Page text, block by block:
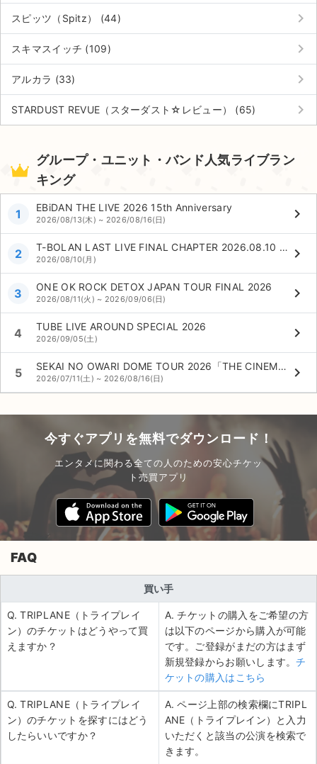
スピッツ（Spitz） (44) keyboard_arrow_right
スキマスイッチ (109) keyboard_arrow_right
アルカラ (33) keyboard_arrow_right
STARDUST REVUE（スターダスト☆レビュー） (65) keyboard_arrow_right
グループ・ユニット・バンド人気ライブラン
キング
1 EBiDAN THE LIVE 2026 15th Anniversary
2026/08/13(木) ~ 2026/08/16(日) keyboard_arrow_right
2 T-BOLAN LAST LIVE FINAL CHAPTER 2026.08.10 NIPPON BUDOKAN This Journey Never Ends
2026/08/10(月) keyboard_arrow_right
3 ONE OK ROCK DETOX JAPAN TOUR FINAL 2026
2026/08/11(火) ~ 2026/09/06(日) keyboard_arrow_right
4 TUBE LIVE AROUND SPECIAL 2026
2026/09/05(土) keyboard_arrow_right
5 SEKAI NO OWARI DOME TOUR 2026「THE CINEMA」
2026/07/11(土) ~ 2026/08/16(日) keyboard_arrow_right
今すぐアプリを無料でダウンロード！
エンタメに関わる全ての人のための安心チケッ
ト売買アプリ
FAQ
買い手
Q. TRIPLANE（トライプレイ
ン）のチケットはどうやって買
えますか？
A. チケットの購入をご希望の方
は以下のページから購入が可能
です。ご登録がまだの方はまず
新規登録からお願いします。チ
ケットの購入はこちら
Q. TRIPLANE（トライプレイ
ン）のチケットを探すにはどう
したらいいですか？
A. ページ上部の検索欄にTRIPL
ANE（トライプレイン）と入力
いただくと該当の公演を検索で
きます。